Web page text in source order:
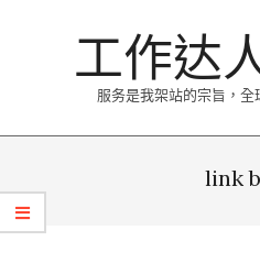
工作达
服务是我架站的宗旨，
Menu
link